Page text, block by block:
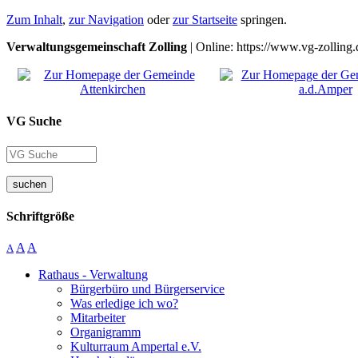
Zum Inhalt, zur Navigation oderzur Startseite springen.
Verwaltungsgemeinschaft Zolling | Online: https://www.vg-
VG Suche
suchen
Schriftgröße
A A A
Rathaus - Verwaltung
Bürgerbüro und Bürgerservice
Was erledige ich wo?
Mitarbeiter
Organigramm
Kulturraum Ampertal e.V.